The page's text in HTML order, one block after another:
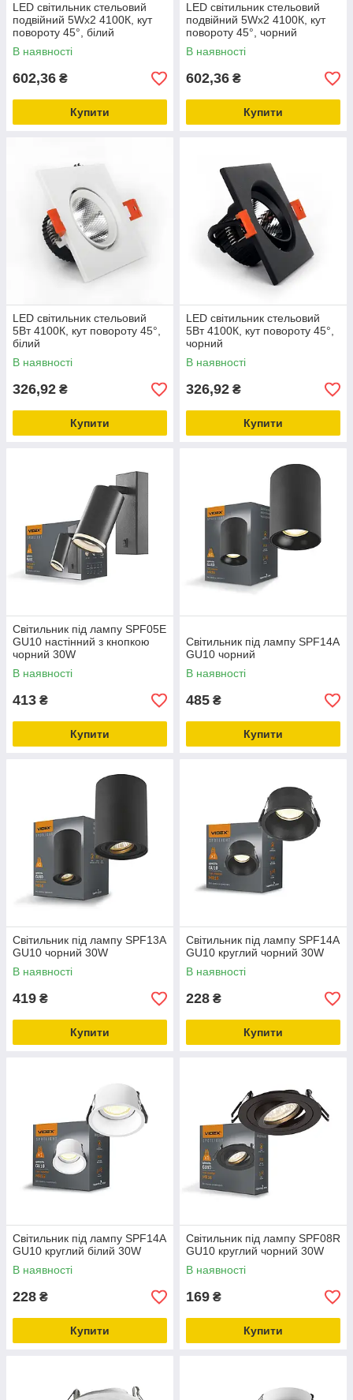
LED світильник стельовий
подвійний 5Wx2 4100К, кут
повороту 45°, білий
В наявності
602,36 ₴
Купити
LED світильник стельовий
подвійний 5Wx2 4100К, кут
повороту 45°, чорний
В наявності
602,36 ₴
Купити
LED світильник стельовий
5Вт 4100К, кут повороту 45°,
білий
В наявності
326,92 ₴
Купити
LED світильник стельовий
5Вт 4100К, кут повороту 45°,
чорний
В наявності
326,92 ₴
Купити
Світильник під лампу SPF05E
GU10 настінний з кнопкою
чорний 30W
В наявності
413 ₴
Купити
Світильник під лампу SPF14A
GU10 чорний
В наявності
485 ₴
Купити
Світильник під лампу SPF13A
GU10 чорний 30W
В наявності
419 ₴
Купити
Світильник під лампу SPF14A
GU10 круглий чорний 30W
В наявності
228 ₴
Купити
Світильник під лампу SPF14A
GU10 круглий білий 30W
В наявності
228 ₴
Купити
Світильник під лампу SPF08R
GU10 круглий чорний 30W
В наявності
169 ₴
Купити